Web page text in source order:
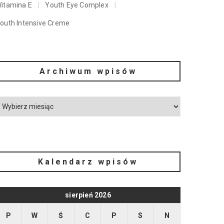
E Youth Eye Complex
Intensive Creme
Archiwum wpisów
Kalendarz wpisów
sierpień 2026
P W Ś C P S N